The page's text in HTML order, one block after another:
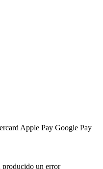
Apple Pay Google Pay
producido un error